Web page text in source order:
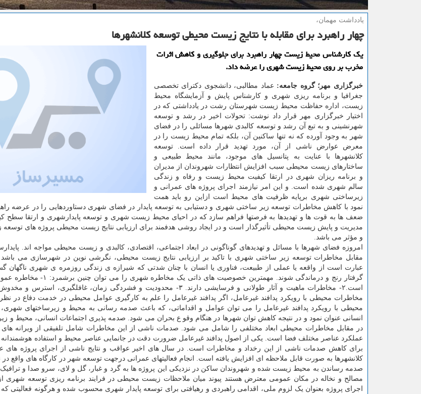
یادداشت مهمان،
چهار راهبرد برای مقابله با نتایج زیست محیطی توسعه كلانشهرها
یك كارشناس محیط زیست چهار راهبرد برای جلوگیری و كاهش اثرات
مخرب بر روی محیط زیست شهری را عرضه داد.
خبرگزاری مهر؛ گروه جامعه: عماد مطالبی، دانشجوی دکترای تخصصی
جغرافیا و برنامه ریزی شهری و کارشناس پایش و آزمایشگاه محیط
زیست، اداره حفاظت محیط زیست شهرستان رشت در یادداشتی که در
اختیار خبرگزاری مهر قرار داد نوشت: تحولات اخیر در رشد و توسعه
شهرنشینی و به تبع آن رشد و توسعه کالبدی شهرها مسائلی را در فضای
شهر به وجود آورده که نه تنها ساکنین آن، بلکه تمام محیط زیست را در
معرض عوارض ناشی از آن، مورد تهدید قرار داده است. توسعه
کلانشهرها با عنایت به پتانسیل های موجود، مانند محیط طبیعی و
ساختارهای زیست محیطی سبب افزایش انتظارات شهروندان از مدیران
و برنامه ریزان شهری در ارتقا کیفیت محیط زیست و رفاه و زندگی
سالم شهری شده است. و این امر نیازمند اجرای پروژه های عمرانی و
زیرساختی شهری برپایه ظرفیت های محیط است ازاین رو باید همت
نمود با کاهش مخاطرات توسعه زیر ساختی شهری و دستیابی به توسعه پایدار در فضای شهری دستاوردهایی را در عرضه
ضعف ها به قوت ها و تهدیدها به فرصتها فراهم سازد که در احیای محیط زیست شهری و توسعه پایدارشهری و ارتقا سطح
مدیریت و پایش زیست محیطی تأثیرگذار است و در ایجاد روشی هدفمند برای ارزیابی نتایج زیست محیطی پروژه های
و مؤثر می باشد.
امروزه فضای شهرها با مسائل و تهدیدهای گوناگونی در ابعاد اجتماعی، اقتصادی، کالبدی و زیست محیطی مواجه اند.
مقابل مخاطرات توسعه زیر ساختی شهری با تاکید بر ارزیابی نتایج زیست محیطی، نگرشی نوین در شهرسازی می
عبارت است از واقعه یا عملی از طبیعت، فناوری یا انسان با چنان شدتی که شیرازه ی زندگی روزمره ی شهری ناگهان
گرفتار رنج و درماندگی شوند. مهمترین خصوصیت های
است.۲- مخاطرات ماهیت و آثار طولانی و فرسایشی دارند. ۳- محدودیت و فشردگی زمان، غافلگیری،
مخاطرات محیطی با رویکرد پدافند غیرعامل، اگر پدافند غیرعامل را علم به کارگیری عوامل محیطی در خدمت دفاع در
محیطی با رویکرد پدافند غیرعامل را می توان عوامل و اقداماتی، که باعث صدمه رسانی به محیط و زیرساختهای
انسانی عنوان نمود و در نتیجه کاهش توان شهرها در هنگام وقو ع بحران می شود. صدمه پذیری اجتماعات انسانی، محیط و
در مقابل مخاطرات محیطی ابعاد مختلفی را شامل می شود. صدمات ناشی از این مخاطرات شامل تلفیقی از ویرانه های
عملکرد عناصر مختلف فضا است. یکی از اصول پدافند غیرعامل ضرورت دقت در جانمایی عناصر محیط و استفاده هوشمندانه
برای کاهش صدمات ناشی از این رخداد و مخاطرات است. در سال های اخیر عواقب و نتایج ناشی از اجرای پروژه های
کلانشهرها به صورت قابل ملاحظه ای افزایش یافته است. انجام فعالیتهای عمرانی درجهت توسعه شهر در کارگاه های واقع
صدمه رساندن به محیط زیست شده و شهروندان ساکن در نزدیکی این پروژه ها به گرد و غبار، گل و لای، سرو صدا و
مصالح و نخاله در مکان عمومی معترض هستند پیوند میان ملاحظات زیست محیطی در فرایند برنامه ریزی توسعه شهری
اجرای پروژه بعنوان یک لزوم ملی، اقدامی راهبردی و رهیافتی برای توسعه پایدار شهری محسوب شده و هرگونه فعالیتی